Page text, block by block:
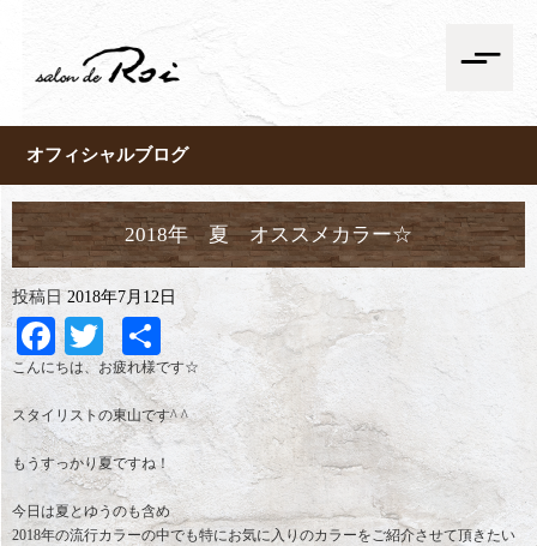
オフィシャルブログ
2018年 夏 オススメカラー☆
投稿日 2018年7月12日
Facebook
Twitter
共
有
こんにちは、お疲れ様です☆
スタイリストの東山です^ ^
もうすっかり夏ですね！
今日は夏とゆうのも含め
2018年の流行カラーの中でも特にお気に入りのカラーをご紹介させて頂きたい